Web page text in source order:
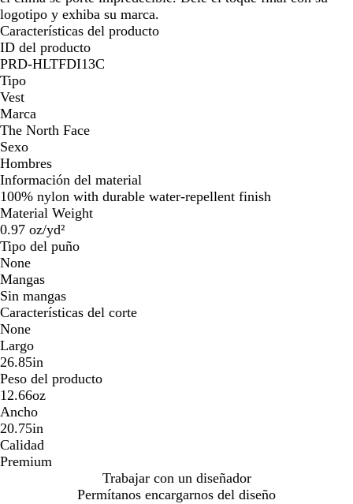
logotipo y exhiba su marca.
Características del producto
ID del producto
PRD-HLTFDI13C
Tipo
Vest
Marca
The North Face
Sexo
Hombres
Información del material
100% nylon with durable water-repellent finish
Material Weight
0.97 oz/yd²
Tipo del puño
None
Mangas
Sin mangas
Características del corte
None
Largo
26.85in
Peso del producto
12.66oz
Ancho
20.75in
Calidad
Premium
Trabajar con un diseñador
Permítanos encargarnos del diseño